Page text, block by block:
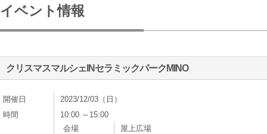
イベント情報
クリスマスマルシェINセラミックパークMINO
開催日
2023/12/03（日）
時間
10:00 ～15:00
会場
屋上広場